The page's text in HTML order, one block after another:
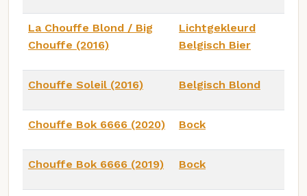
La Chouffe Blond / Big
Chouffe (2016)
Lichtgekleurd
Belgisch Bier
Chouffe Soleil (2016) Belgisch Blond
Chouffe Bok 6666 (2020) Bock
Chouffe Bok 6666 (2019) Bock